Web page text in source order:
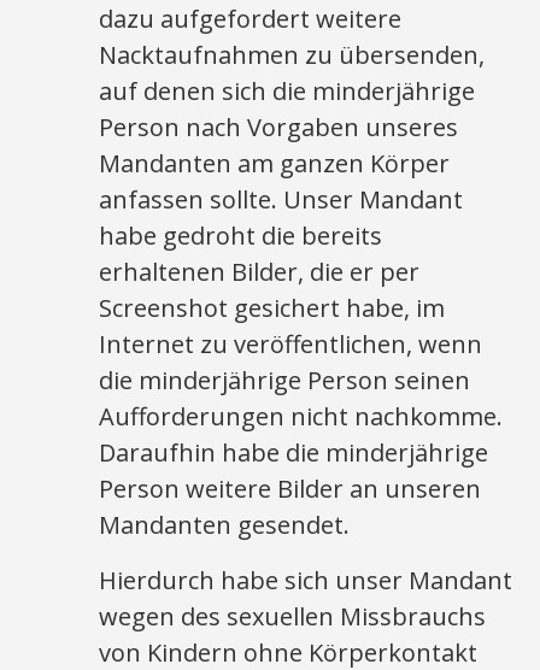
dazu aufgefordert weitere
Nacktaufnahmen zu übersenden,
auf denen sich die minderjährige
Person nach Vorgaben unseres
Mandanten am ganzen Körper
anfassen sollte. Unser Mandant
habe gedroht die bereits
erhaltenen Bilder, die er per
Screenshot gesichert habe, im
Internet zu veröffentlichen, wenn
die minderjährige Person seinen
Aufforderungen nicht nachkomme.
Daraufhin habe die minderjährige
Person weitere Bilder an unseren
Mandanten gesendet.
Hierdurch habe sich unser Mandant
wegen des sexuellen Missbrauchs
von Kindern ohne Körperkontakt